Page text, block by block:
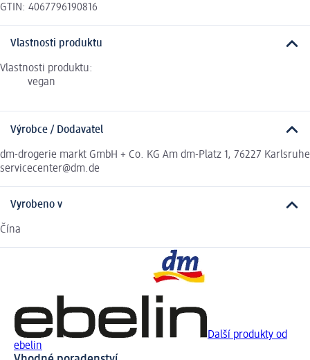
GTIN: 4067796190816
Vlastnosti produktu
Vlastnosti produktu:
vegan
Výrobce / Dodavatel
dm-drogerie markt GmbH + Co. KG Am dm-Platz 1, 76227 Karlsruhe
servicecenter@dm.de
Vyrobeno v
Čína
Další produkty od
ebelin